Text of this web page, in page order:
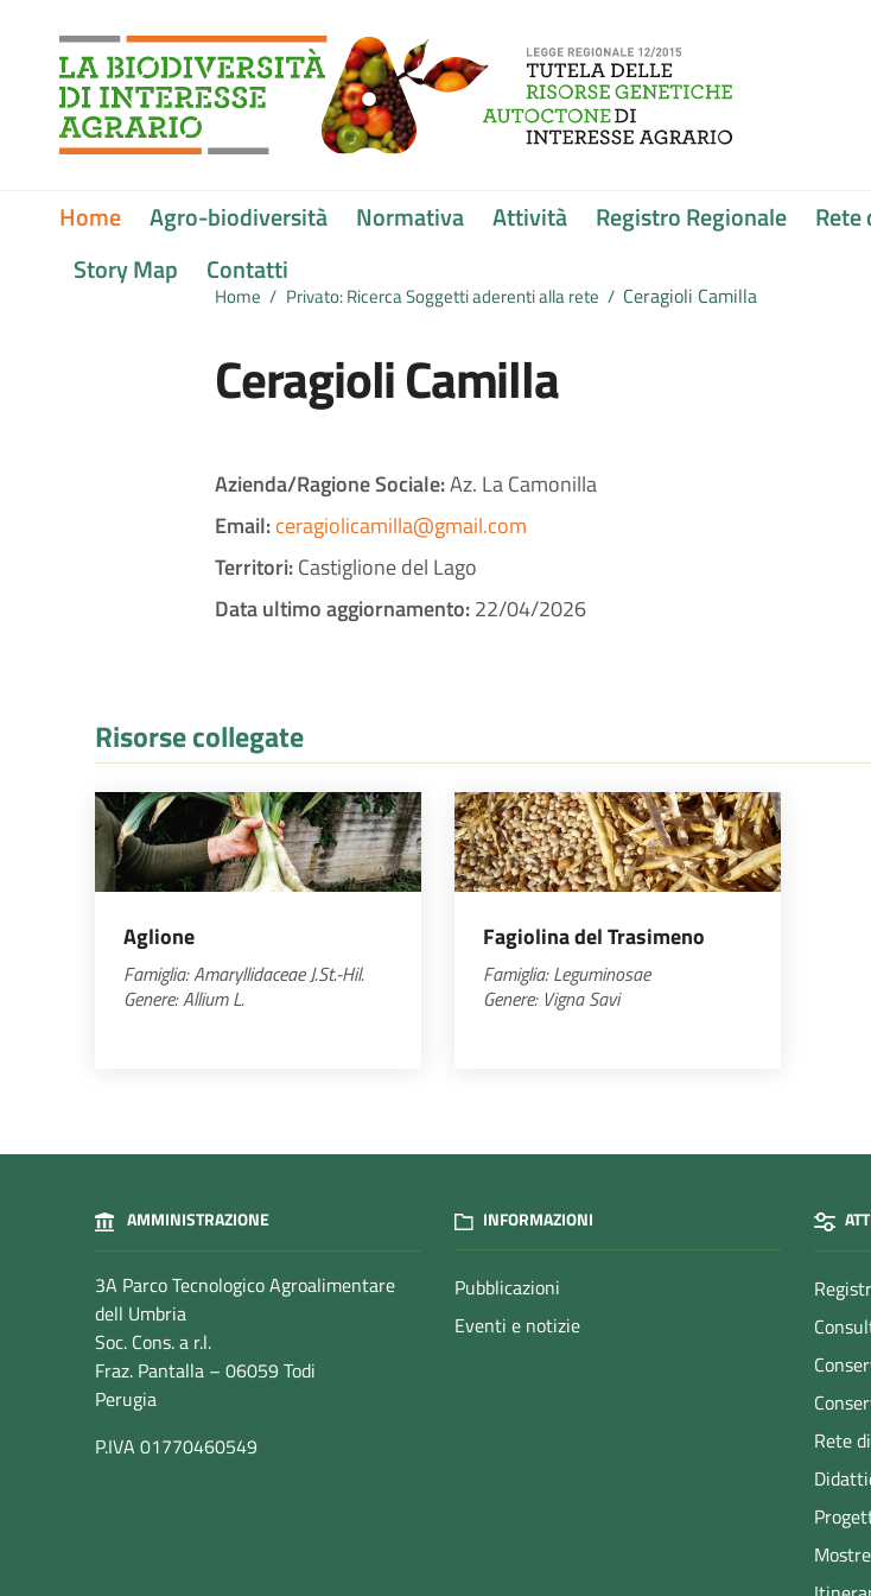
Vai al menu di navigazione
Vai al footer
Submenu
Home Agro-biodiversità Normativa Attività Registro Regionale Rete
Story Map
Contatti
Home / Privato: Ricerca Soggetti aderenti alla rete / Ceragioli Camilla
Ceragioli Camilla
Azienda/Ragione Sociale:Az. La Camonilla
Email:ceragiolicamilla@gmail.com
Territori:Castiglione del Lago
Data ultimo aggiornamento:22/04/2026
Risorse collegate
Aglione
Famiglia:AmaryllidaceaeJ.St.-Hil.
Genere:AlliumL.
Fagiolina del Trasimeno
Famiglia: Leguminosae
Genere: VignaSavi
AMMINISTRAZIONE
3A Parco Tecnologico Agroalimentare
dell Umbria
Soc. Cons. a r.l.
Fraz. Pantalla – 06059 Todi
Perugia
P.IVA 01770460549
INFORMAZIONI
Pubblicazioni
Eventi e notizie
Rete